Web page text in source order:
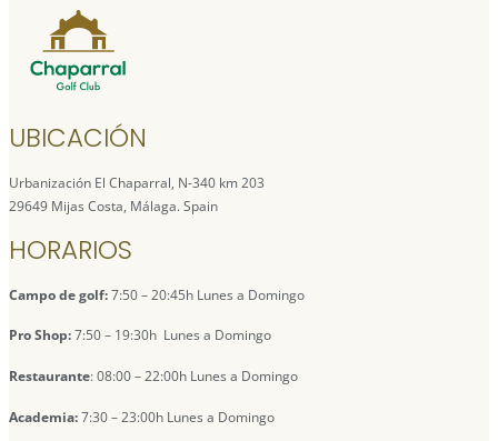
UBICACIÓN
Urbanización El Chaparral, N-340 km 203
29649 Mijas Costa, Málaga. Spain
HORARIOS
Campo de golf:7:50 – 20:45h Lunes a Domingo
Pro Shop:7:50 – 19:30h Lunes a Domingo
Restaurante: 08:00 – 22:00h Lunes a Domingo
Academia:7:30 – 23:00h Lunes a Domingo